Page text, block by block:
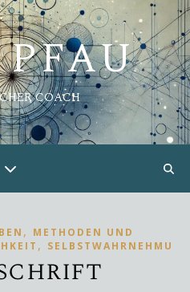
COACH
, METHODEN UND
,